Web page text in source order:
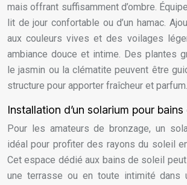
mais offrant suffisamment d’ombre.
lit de jour confortable ou d’un hamac.
aux couleurs vives et des voilages
ambiance douce et intime. Des plantes
le jasmin ou la clématite peuvent être
structure pour apporter fraîcheur et parfum.
Installation d’un solarium pour
Pour les amateurs de bronzage, un
idéal pour profiter des rayons du soleil
Cet espace dédié aux bains de soleil
une terrasse ou en toute intimité dans